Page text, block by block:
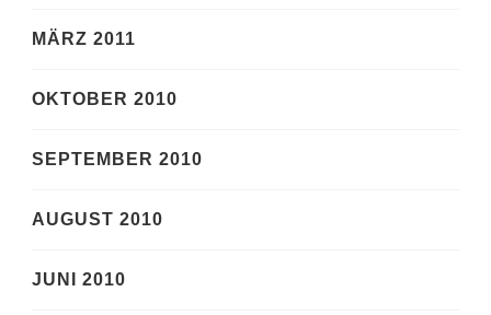
MÄRZ 2011
OKTOBER 2010
SEPTEMBER 2010
AUGUST 2010
JUNI 2010